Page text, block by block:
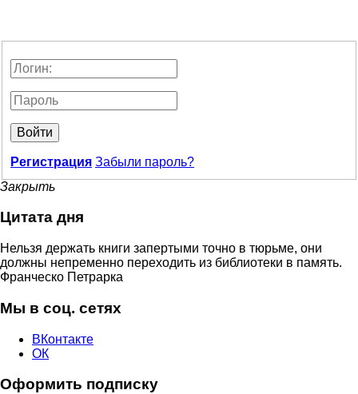
Войти
Регистрация Забыли пароль?
Закрыть
Цитата дня
Нельзя держать книги запертыми точно в тюрьме, они
должны непременно переходить из библиотеки в память.
Франческо Петрарка
Мы в соц. сетях
ВКонтакте
ОК
Оформить подписку